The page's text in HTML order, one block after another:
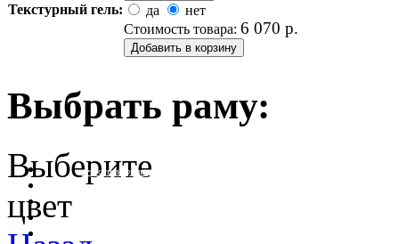
Текстурный гель:
да
нет
Стоимость товара: 6 070 р.
Выбрать раму:
очистить фильтр цвета
Выберите
цвет